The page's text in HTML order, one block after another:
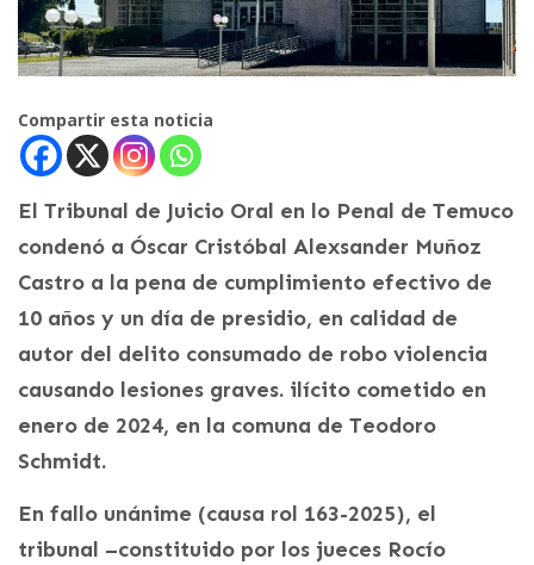
Compartir esta noticia
El Tribunal de Juicio Oral en lo Penal de Temuco
condenó a Óscar Cristóbal Alexsander Muñoz
Castro a la pena de cumplimiento efectivo de
10 años y un día de presidio, en calidad de
autor del delito consumado de robo violencia
causando lesiones graves. ilícito cometido en
enero de 2024, en la comuna de Teodoro
Schmidt.
En fallo unánime (causa rol 163-2025), el
tribunal –constituido por los jueces Rocío